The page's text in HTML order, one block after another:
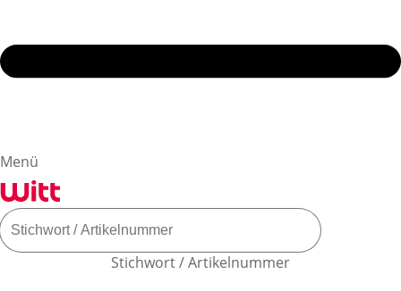
Menü
Stichwort / Artikelnummer